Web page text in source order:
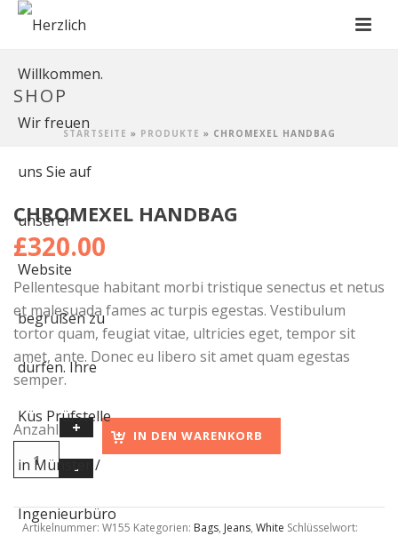
SHOP
STARTSEITE » PRODUKTE » CHROMEXEL HANDBAG
CHROMEXEL HANDBAG
£320.00
Pellentesque habitant morbi tristique senectus et netus
et malesuada fames ac turpis egestas. Vestibulum
tortor quam, feugiat vitae, ultricies eget, tempor sit
amet, ante. Donec eu libero sit amet quam egestas
semper.
Anzahl IN DEN WARENKORB
Artikelnummer: W155 Kategorien: Bags, Jeans, White Schlüsselwort: